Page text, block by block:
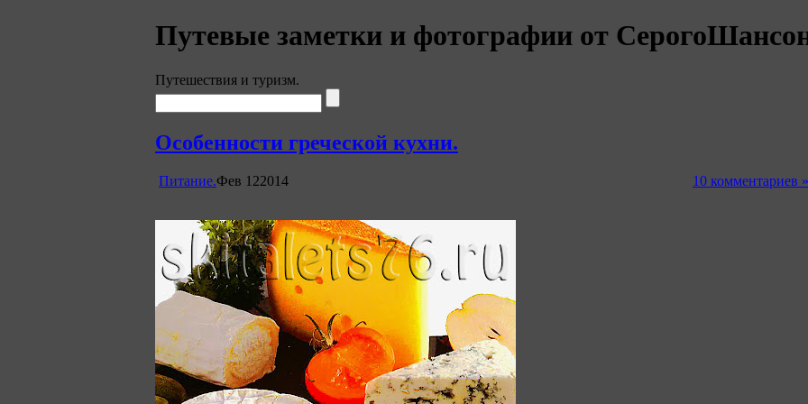
Путевые заметки и фотографии от
Путешествия и туризм.
Особенности греческой кухни.
Питание. 10 комментариев »
Фев 122014